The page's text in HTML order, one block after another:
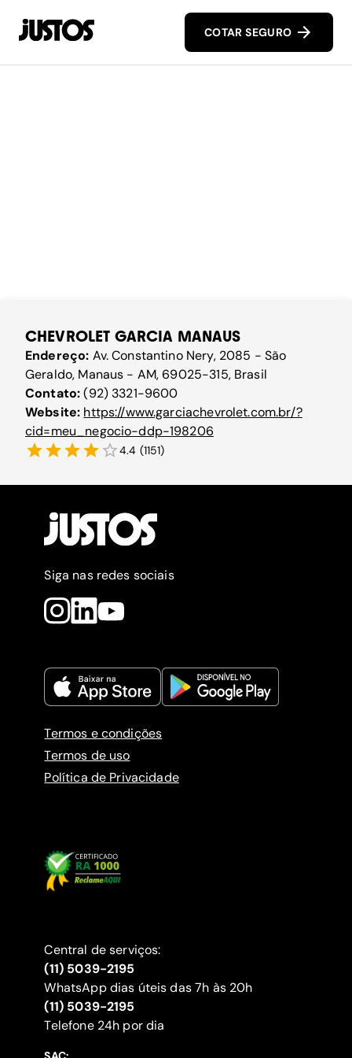
COTAR SEGURO
CHEVROLET GARCIA MANAUS
Endereço: Av. Constantino Nery, 2085 - São
Geraldo, Manaus - AM, 69025-315, Brasil
Contato:(92) 3321-9600
Website: https://www.garciachevrolet.com.br/?
cid=meu_negocio-ddp-198206
4.4 (1151)
Siga nas redes sociais
Termos e condições
Termos de uso
Política de Privacidade
Central de serviços:
(11) 5039-2195
WhatsApp dias úteis das 7h às 20h
(11) 5039-2195
‍Telefone 24h por dia